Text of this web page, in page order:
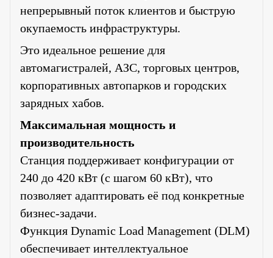
непрерывный поток клиентов и быструю
окупаемость инфраструктуры.
Это идеальное решение для
автомагистралей, АЗС, торговых центров,
корпоративных автопарков и городских
зарядных хабов.
Максимальная мощность и
производительность
Станция поддерживает конфигурации от
240 до 420 кВт (с шагом 60 кВт), что
позволяет адаптировать её под конкретные
бизнес-задачи.
Функция Dynamic Load Management (DLM)
обеспечивает интеллектуальное